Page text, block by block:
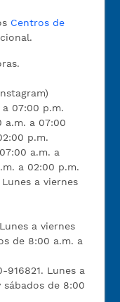
Centros de
07:00 p.m.
a.m. a 07:00
p.m.
a.m. a
a 02:00 p.m.
Lunes a viernes
a viernes
de 8:00 a.m. a
916821. Lunes a
sábados de 8:00